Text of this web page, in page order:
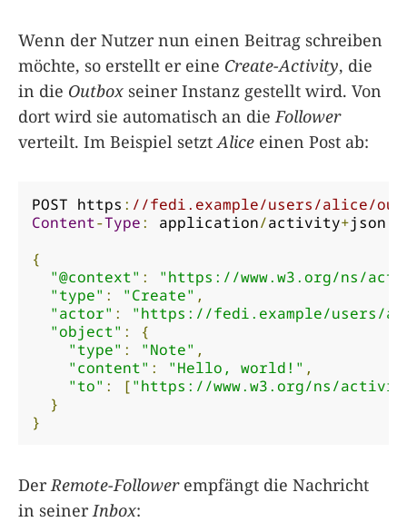
Wenn der Nutzer nun einen Beitrag schreiben
möchte, so erstellt er eine Create-Activity, die
in die Outbox seiner Instanz gestellt wird. Von
dort wird sie automatisch an die Follower
verteilt. Im Beispiel setzt Alice einen Post ab:
POST https : //fedi.example/users/alice/
Content-Type: application/activity+json
{
"@context" :
"https://www.w3.org/ns/
"type" : "Create" ,
"actor" :
"https://fedi.example/users/
"object" :
{
"type" : "Note" ,
"content" : "Hello, world!" ,
"to" : ["https://www.w3.org/ns/
}
}
Der Remote-Followerempfängt die Nachricht
in seiner Inbox: